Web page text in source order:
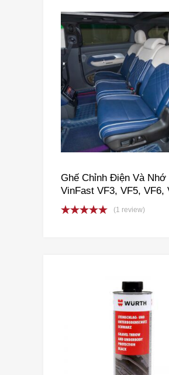
Ghế Chỉnh Điện Và Nhớ
VinFast VF3, VF5, VF6,
VF8, VF9, VFe34
(1 review)